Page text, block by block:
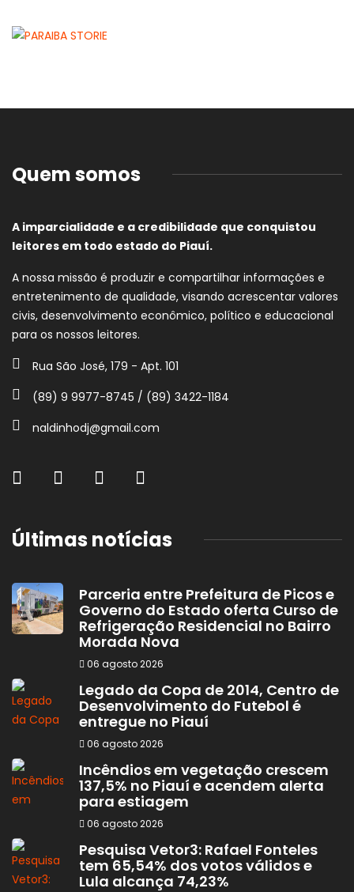
Quem somos
A imparcialidade e a credibilidade que conquistou
leitores em todo estado do Piauí.
A nossa missão é produzir e compartilhar informações e
entretenimento de qualidade, visando acrescentar valores
civis, desenvolvimento econômico, político e educacional
para os nossos leitores.
Rua São José, 179 - Apt. 101
(89) 9 9977-8745 / (89) 3422-1184
naldinhodj@gmail.com
Últimas notícias
Parceria entre Prefeitura de Picos e
Governo do Estado oferta Curso de
Refrigeração Residencial no Bairro
Morada Nova
06 agosto 2026
Legado da Copa de 2014, Centro de
Desenvolvimento do Futebol é
entregue no Piauí
06 agosto 2026
Incêndios em vegetação crescem
137,5% no Piauí e acendem alerta
para estiagem
06 agosto 2026
Pesquisa Vetor3: Rafael Fonteles
tem 65,54% dos votos válidos e
Lula alcança 74,23%